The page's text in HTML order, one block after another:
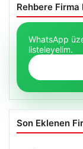
Rehbere Firma
WhatsApp
listeleyelim.
Son Eklenen